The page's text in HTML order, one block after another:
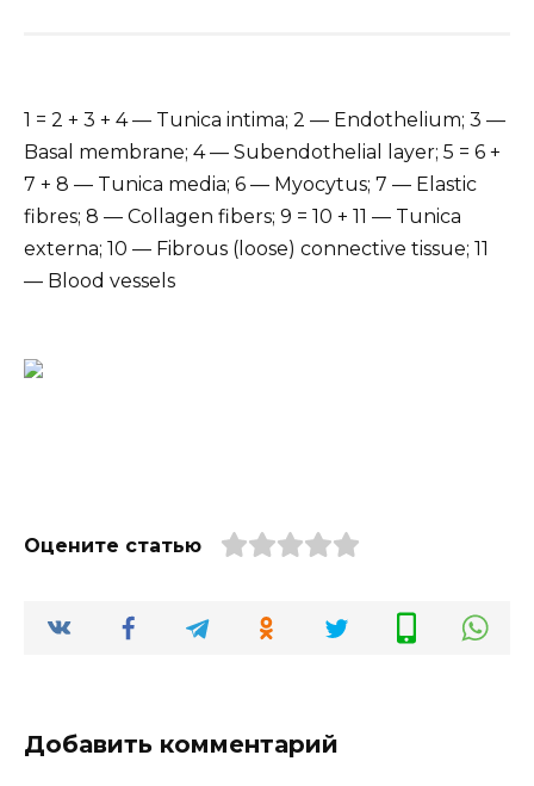
1 = 2 + 3 + 4 — Tunica intima; 2 — Endothelium; 3 —
Basal membrane; 4 — Subendothelial layer; 5 = 6 +
7 + 8 — Tunica media; 6 — Myocytus; 7 — Elastic
fibres; 8 — Collagen fibers; 9 = 10 + 11 — Tunica
externa; 10 — Fibrous (loose) connective tissue; 11
— Blood vessels
Оцените статью
Добавить комментарий